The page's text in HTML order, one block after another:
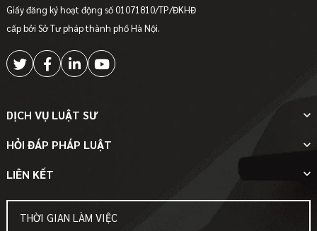
Giấy đăng ký hoạt động số 01071810/TP/ĐKHĐ
cấp bởi Sở Tư pháp thành phố Hà Nội.
DỊCH VỤ LUẬT SƯ
HỎI ĐÁP PHÁP LUẬT
LIÊN KẾT
THỜI GIAN LÀM VIỆC